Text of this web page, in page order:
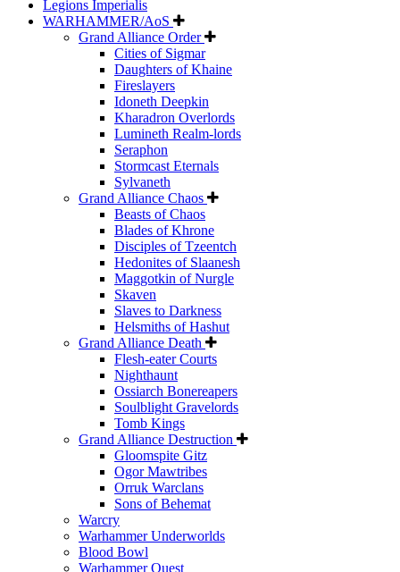
Legions Imperialis
WARHAMMER/AoS
Grand Alliance Order
Cities of Sigmar
Daughters of Khaine
Fireslayers
Idoneth Deepkin
Kharadron Overlords
Lumineth Realm-lords
Seraphon
Stormcast Eternals
Sylvaneth
Grand Alliance Chaos
Beasts of Chaos
Blades of Khrone
Disciples of Tzeentch
Hedonites of Slaanesh
Maggotkin of Nurgle
Skaven
Slaves to Darkness
Helsmiths of Hashut
Grand Alliance Death
Flesh-eater Courts
Nighthaunt
Ossiarch Bonereapers
Soulblight Gravelords
Tomb Kings
Grand Alliance Destruction
Gloomspite Gitz
Ogor Mawtribes
Orruk Warclans
Sons of Behemat
Warcry
Warhammer Underworlds
Blood Bowl
Warhammer Quest